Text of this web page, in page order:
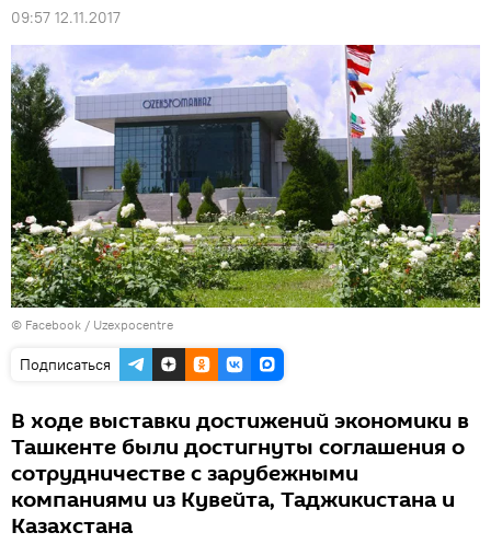
09:57 12.11.2017
© Facebook / Uzexpocentre
Подписаться
В ходе выставки достижений экономики в
Ташкенте были достигнуты соглашения о
сотрудничестве с зарубежными
компаниями из Кувейта, Таджикистана и
Казахстана